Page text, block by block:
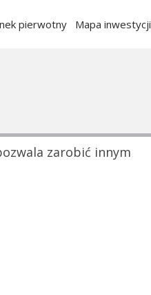
pierwotny Mapa inwestycji
zarobić innym